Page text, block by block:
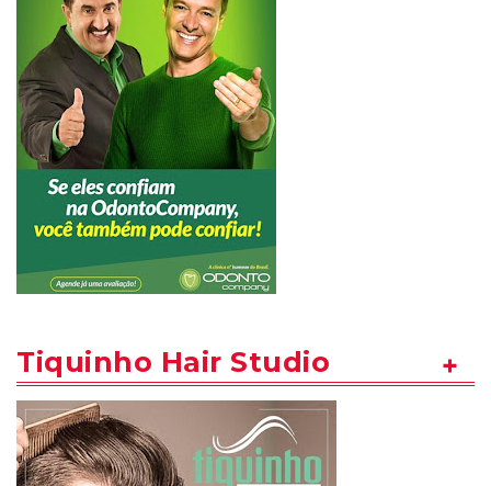
Tiquinho Hair Studio